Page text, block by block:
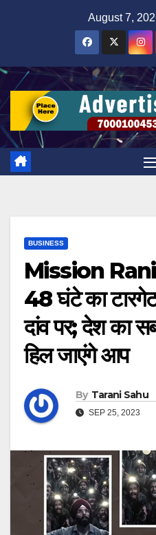
August 7,
BUSINESS
Mission
48 घंटे का
दांव पर; देश का
हिल जाएंगे आप
By Tarani Sahu
SEP 25, 2023